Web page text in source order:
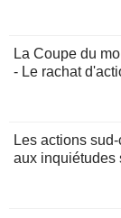
La Coupe du
- Le rachat
Les actions
aux inquiétudes